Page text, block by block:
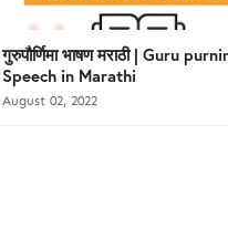
गुरुपौर्णिमा भाषण मराठी | Guru
Speech in Marathi
August 02, 2022